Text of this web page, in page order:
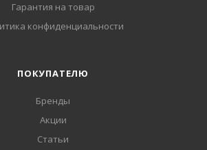
Гарантия на товар
конфиденциальности
ПОКУПАТЕЛЮ
Бренды
Акции
Статьи